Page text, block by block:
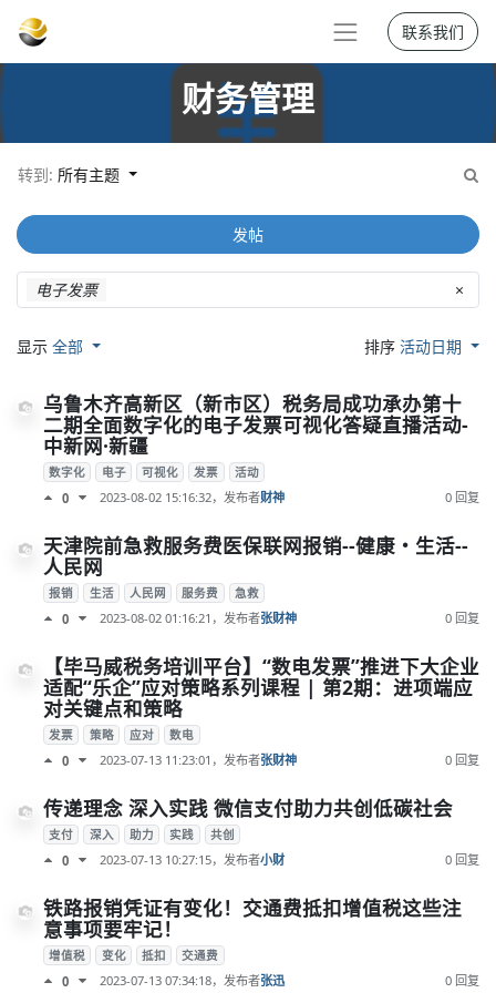
联系我们
财务管理
转到: 所有主题
电子发票 ×
发帖
显示 全部 排序活动日期
乌鲁木齐高新区（新市区）税务局成功承办第十
二期全面数字化的电子发票可视化答疑直播活动-
中新网·新疆
数字化 电子 可视化 发票 活动
0 2023-08-02 15:16:32，发布者财神 0 回复
天津院前急救服务费医保联网报销--健康・生活--
人民网
报销 生活 人民网 服务费 急救
0 2023-08-02 01:16:21 ，发布者张财神 0 回复
【毕马威税务培训平台】“数电发票”推进下大企业
适配“乐企”应对策略系列课程 | 第2期：进项端应
对关键点和策略
发票 策略 应对 数电
0 2023-07-13 11:23:01 ，发布者张财神 0 回复
传递理念 深入实践 微信支付助力共创低碳社会
支付 深入 助力 实践 共创
0 2023-07-13 10:27:15，发布者小财 0 回复
铁路报销凭证有变化！交通费抵扣增值税这些注
意事项要牢记！
增值税 变化 抵扣 交通费
0 2023-07-13 07:34:18，发布者张迅 0 回复